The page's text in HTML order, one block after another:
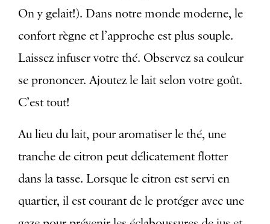
On y gelait!). Dans notre monde moderne, le
confort règne et l’approche est plus souple.
Laissez infuser votre thé. Observez sa couleur
se prononcer. Ajoutez le lait selon votre goût.
C’est tout!
Au lieu du lait, pour aromatiser le thé, une
tranche de citron peut délicatement flotter
dans la tasse. Lorsque le citron est servi en
quartier, il est courant de le protéger avec une